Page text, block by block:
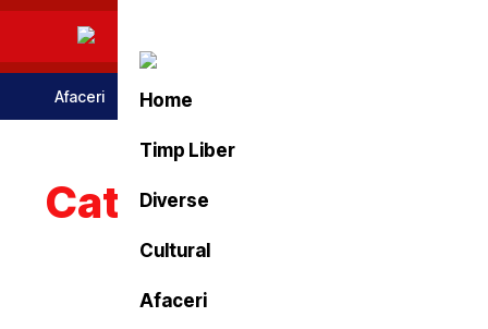
Home
Timp Liber
Diverse
Cultural
Afaceri
Afaceri Stil De Viata
Categorie: